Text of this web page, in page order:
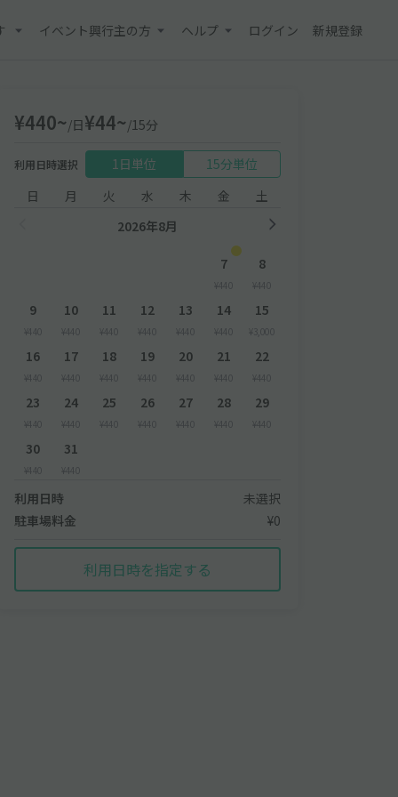
イベント興行主の方 ヘルプ ログイン 新規登録
¥440~/日¥44~/15分
利用日時選択 1日単位
15分単位
日
月 火 水 木 金
土
2026年8月
7
¥440
8
¥440
9
¥440
10
¥440
11
¥440
12
¥440
13
¥440
14
¥440
15
¥3,000
16
¥440
17
¥440
18
¥440
19
¥440
20
¥440
21
¥440
22
¥440
23
¥440
24
¥440
25
¥440
26
¥440
27
¥440
28
¥440
29
¥440
30
¥440
31
¥440
利用日時
未選択
駐車場料金
¥0
利用日時を指定する